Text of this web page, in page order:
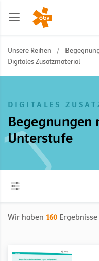
Unsere Reihen /
Digitales Zusatzmaterial
DIGITALES
Begegnungen
Unterstufe
Wir haben 160